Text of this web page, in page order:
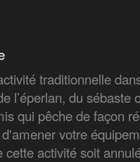
traditionnelle
l’éperlan, du
qui pêche de façon
votre
activité soit